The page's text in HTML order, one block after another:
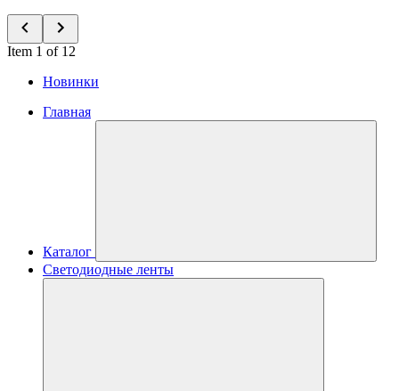
Item 1 of 12
Новинки
Главная
Каталог
Светодиодные ленты